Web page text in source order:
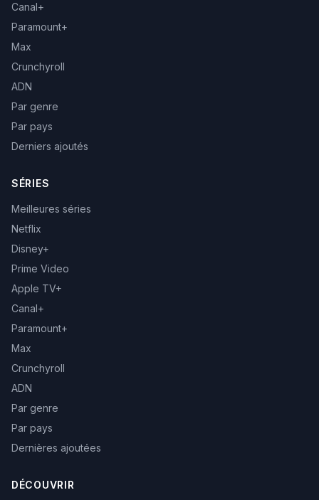
Canal+
Paramount+
Max
Crunchyroll
ADN
Par genre
Par pays
Derniers ajoutés
SÉRIES
Meilleures séries
Netflix
Disney+
Prime Video
Apple TV+
Canal+
Paramount+
Max
Crunchyroll
ADN
Par genre
Par pays
Dernières ajoutées
DÉCOUVRIR